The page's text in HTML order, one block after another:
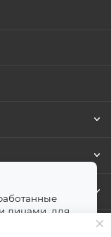
лицами, для